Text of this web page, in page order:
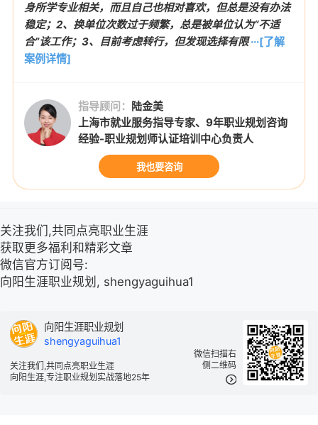
身所学专业相关，而且自己也相对喜欢，但总是没有办法
稳定；2、换单位次数过于频繁，总是被单位认为“不适
合”该工作；3、目前考虑转行，但发现选择有限 ···[了解
案例详情]
指导顾问： 陆金美
上海市就业服务指导专家、9年职业规划咨询
经验-职业规划师认证培训中心负责人
我也要咨询
关注我们,共同点亮职业生涯
获取更多福利和精彩文章
微信官方订阅号:
向阳生涯职业规划, shengyaguihua1
微信扫描右
侧二维码
向阳生涯职业规划
shengyaguihua1
关注我们,共同点亮职业生涯
向阳生涯,专注职业规划实战落地25年